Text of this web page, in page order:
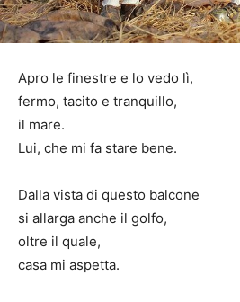
Apro le finestre e lo vedo lì,
fermo, tacito e tranquillo,
il mare.
Lui, che mi fa stare bene.
Dalla vista di questo balcone
si allarga anche il golfo,
oltre il quale,
casa mi aspetta.